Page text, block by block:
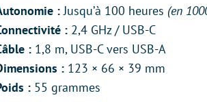
:Jusqu’à 100 heures (en
: 2,4 GHz / USB-C
: 1,8 m, USB-C vers USB-A
: 123 × 66 × 39 mm
: 55 grammes